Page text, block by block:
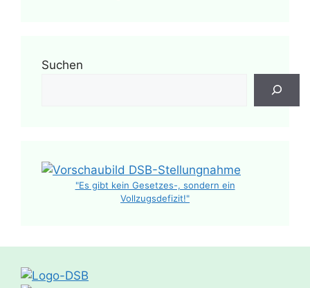
Suchen
"Es gibt kein Gesetzes-, sondern ein
Vollzugsdefizit!"